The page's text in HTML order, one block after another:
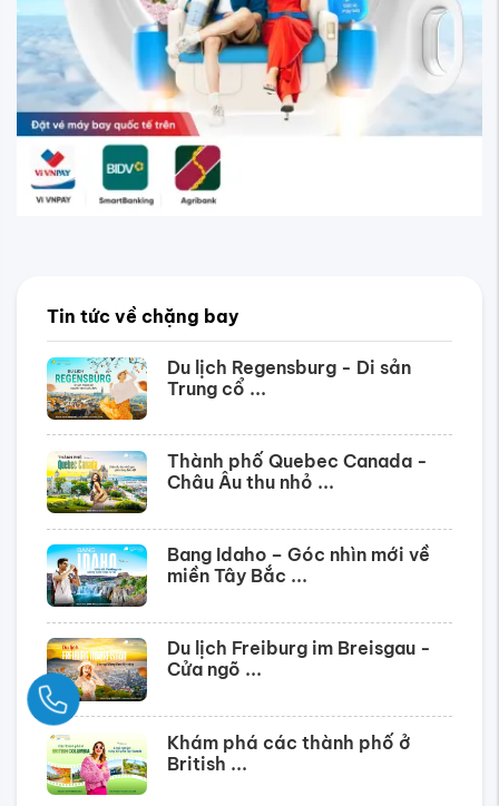
Tin tức về chặng bay
Du lịch Regensburg - Di sản
Trung cổ ...
Thành phố Quebec Canada -
Châu Âu thu nhỏ ...
Bang Idaho – Góc nhìn mới về
miền Tây Bắc ...
Du lịch Freiburg im Breisgau -
Cửa ngõ ...
Khám phá các thành phố ở
British ...